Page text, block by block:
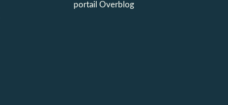
portail Overblog